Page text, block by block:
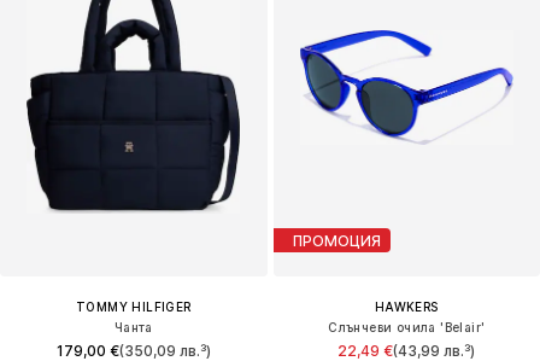
TOMMY HILFIGER
Чанта
179,00 €(350,09 лв.³)
ПРОМОЦИЯ
HAWKERS
Слънчеви очила 'Belair'
22,49 €(43,99 лв.³)